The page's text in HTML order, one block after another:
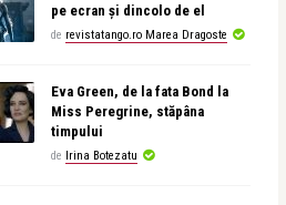
pe ecran și dincolo de el
de revistatango.ro Marea Dragoste
Eva Green, de la fata Bond la
Miss Peregrine, stăpâna
timpului
de Irina Botezatu